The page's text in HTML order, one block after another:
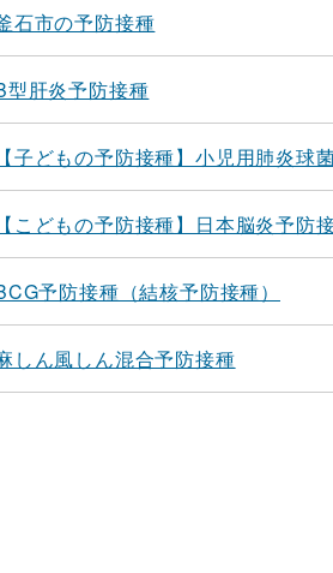
石市の予防接種
型肝炎予防接種
【子どもの予防接種】小児用肺炎球
【こどもの予防接種】日本脳炎予防
予防接種（結核予防接種）
しん風しん混合予防接種